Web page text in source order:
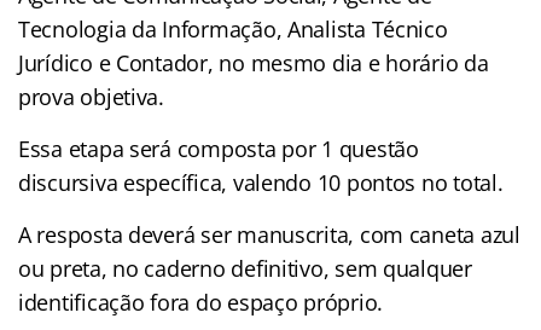
Tecnologia da Informação, Analista Técnico
Jurídico e Contador, no mesmo dia e horário da
prova objetiva.
Essa etapa será composta por 1 questão
discursiva específica, valendo 10 pontos no total.
A resposta deverá ser manuscrita, com caneta azul
ou preta, no caderno definitivo, sem qualquer
identificação fora do espaço próprio.